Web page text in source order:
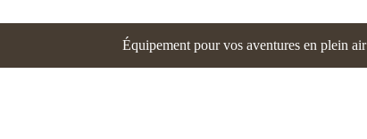
Équipement pour vos aventures en plein air